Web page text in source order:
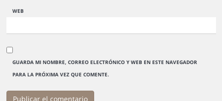
WEB
GUARDA MI NOMBRE, CORREO ELECTRÓNICO Y WEB EN ESTE NAVEGADOR
PARA LA PRÓXIMA VEZ QUE COMENTE.